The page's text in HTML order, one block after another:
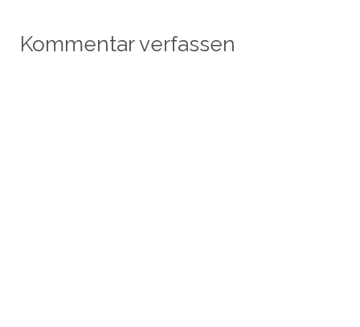
Kommentar verfassen